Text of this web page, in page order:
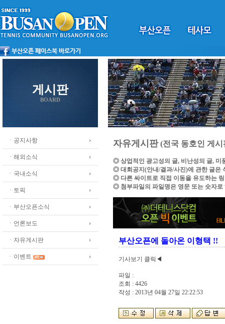
게시판
BOARD
ㆍ공지사항
ㆍ해외소식
ㆍ국내소식
ㆍ토픽
ㆍ부산오픈소식
ㆍ언론보도
ㆍ자유게시판
ㆍ이벤트
자유게시판(전국 동호인 게시
◎ 상업적인 광고성의 글, 비난성의 글, 미
◎ 대회공지(안내/결과/사진)에 관한 글은
◎ 다른 싸이트로 직접 이동을 유도하는
◎ 첨부파일의 파일명은 영문 또는 숫자로
부산오픈에 돌아온 이형택 !!
기사보기 클릭◀
파일 :
조회 : 4426
작성 : 2013년 04월 27일 22:22:53